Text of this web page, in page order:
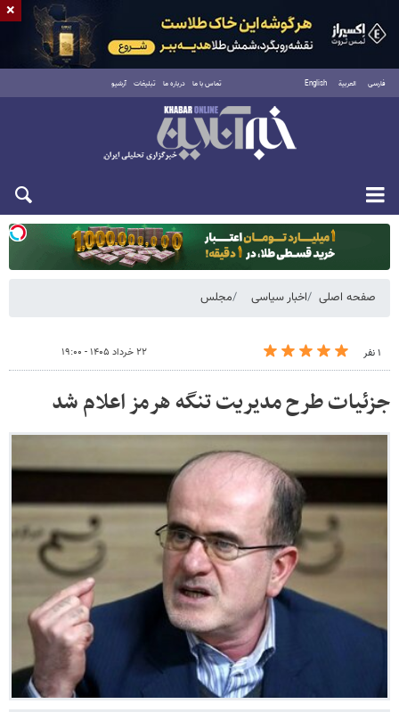
فارسی العربية English تماس با ما درباره ما تبلیغات آرشیو
یکشنبه ۱۸ مرداد ۱۴۰۵
صفحه اصلی اخبار سیاسی مجلس
۱ نفر ۲۲ خرداد ۱۴۰۵ - ۱۹:۰۰
جزئیات طرح مدیریت تنگه هرمز اعلام شد
×